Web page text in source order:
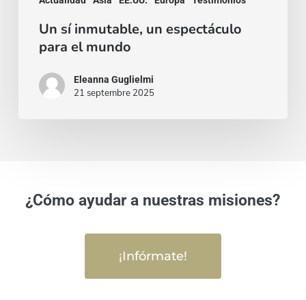
Un sí inmutable, un espectáculo
para el mundo
Eleanna Guglielmi
21 septembre 2025
¿Cómo ayudar a nuestras misiones?
¡Infórmate!